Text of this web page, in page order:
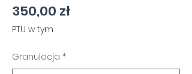
350,00 złCena
PTU w tym
Granulacja *